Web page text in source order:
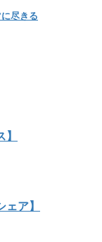
尽きる
ア】